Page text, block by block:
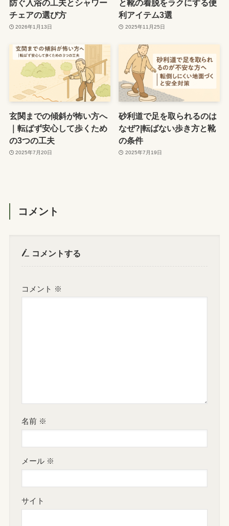
防ぐ入浴の工夫とシャワー
チェアの選び方
2026年1月13日
と靴の着脱をラクにする便
利アイテム3選
2025年11月25日
玄関までの傾斜が怖い方へ
｜転ばず安心して歩くため
の3つの工夫
2025年7月20日
砂利道で足を取られるのは
なぜ?|転ばない歩き方と靴
の条件
2025年7月19日
コメント
コメントする
コメント ※
名前 ※
メール ※
サイト